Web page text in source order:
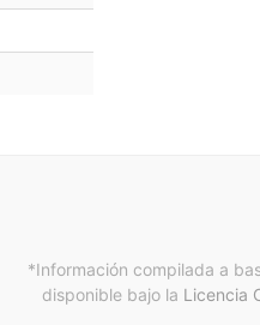
*Información compilada a
disponible bajo la Licencia